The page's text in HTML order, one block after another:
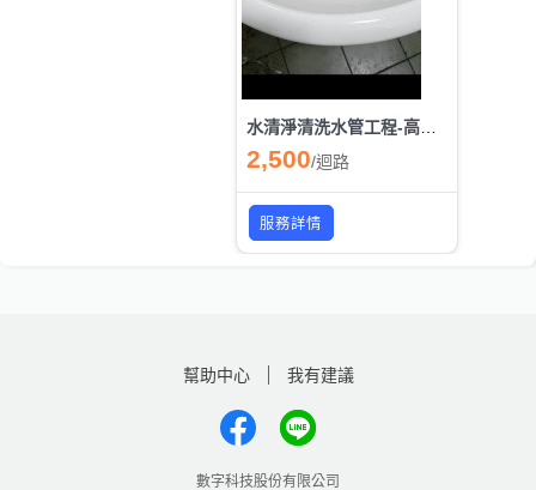
水清淨清洗水管工程-高雄自來水管清洗/高雄水塔清洗推薦/高雄熱水器除垢/高雄全戶水大塔過濾
2,500/迴路
服務詳情
幫助中心 我有建議
數字科技股份有限公司